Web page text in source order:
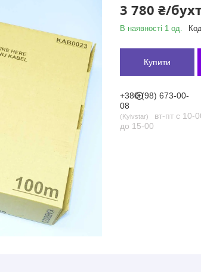
3 780 ₴/
В наявності 1 од.
Купити
+380 (98) 673-00-
08
Kyivstar
вт-пт с 10-
до 15-00